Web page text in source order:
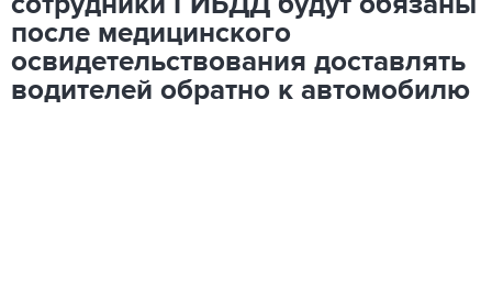
после медицинского
освидетельствования доставлять
водителей обратно к автомобилю